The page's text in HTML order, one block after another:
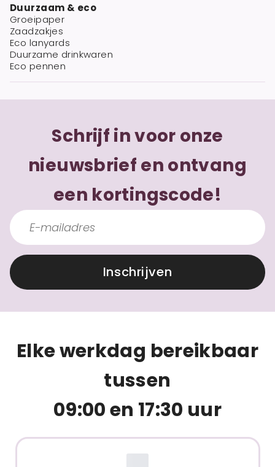
Duurzaam & eco
Groeipaper
Zaadzakjes
Eco lanyards
Duurzame drinkwaren
Eco pennen
Schrijf in voor onze
nieuwsbrief en ontvang
een kortingscode!
Inschrijven
Elke werkdag bereikbaar
tussen
09:00 en 17:30 uur